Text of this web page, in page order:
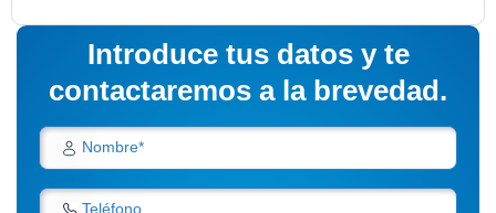
Introduce tus datos y te
contactaremos a la brevedad.
Nombre*
Teléfono